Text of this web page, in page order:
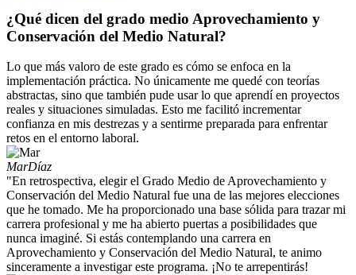
¿Qué dicen del grado medio Aprovechamiento y
Conservación del Medio Natural?
Lo que más valoro de este grado es cómo se enfoca en la
implementación práctica. No únicamente me quedé con teorías
abstractas, sino que también pude usar lo que aprendí en proyectos
reales y situaciones simuladas. Esto me facilitó incrementar
confianza en mis destrezas y a sentirme preparada para enfrentar
retos en el entorno laboral.
MarDíaz
"En retrospectiva, elegir el Grado Medio de Aprovechamiento y
Conservación del Medio Natural fue una de las mejores elecciones
que he tomado. Me ha proporcionado una base sólida para trazar mi
carrera profesional y me ha abierto puertas a posibilidades que
nunca imaginé. Si estás contemplando una carrera en
Aprovechamiento y Conservación del Medio Natural, te animo
sinceramente a investigar este programa. ¡No te arrepentirás!